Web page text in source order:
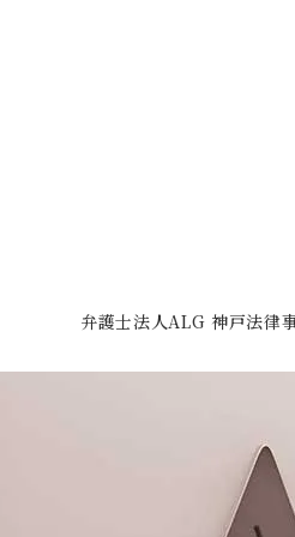
弁護士法人ALG 神戸法律